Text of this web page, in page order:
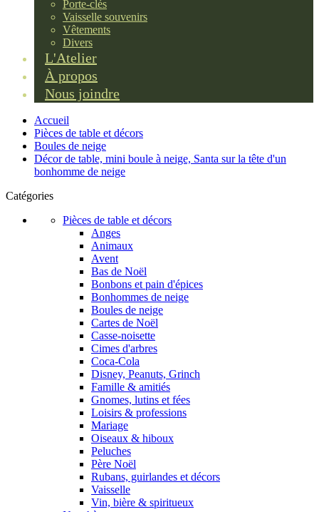
Porte-clés
Vaisselle souvenirs
Vêtements
Divers
L'Atelier
À propos
Nous joindre
Accueil
Pièces de table et décors
Boules de neige
Décor de table, mini boule à neige, Santa sur la tête d'un
bonhomme de neige
Catégories
Pièces de table et décors
Anges
Animaux
Avent
Bas de Noël
Bonbons et pain d'épices
Bonhommes de neige
Boules de neige
Cartes de Noël
Casse-noisette
Cimes d'arbres
Coca-Cola
Disney, Peanuts, Grinch
Famille & amitiés
Gnomes, lutins et fées
Loisirs & professions
Mariage
Oiseaux & hiboux
Peluches
Père Noël
Rubans, guirlandes et décors
Vaisselle
Vin, bière & spiritueux